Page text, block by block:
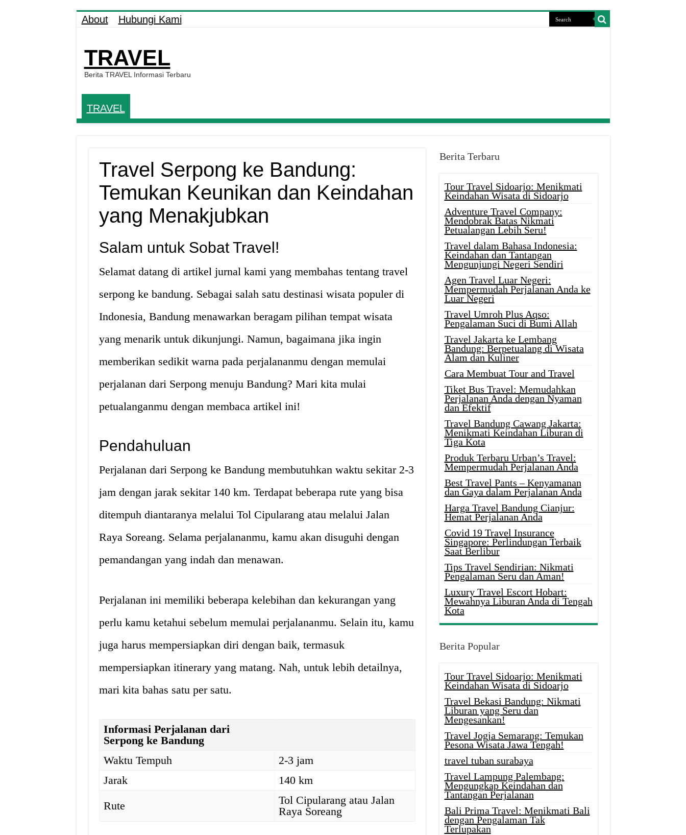
About Hubungi Kami
TRAVEL
Berita TRAVEL Informasi Terbaru
TRAVEL
Travel Serpong ke Bandung:
Temukan Keunikan dan Keindahan
yang Menakjubkan
Salam untuk Sobat Travel!
Selamat datang di artikel jurnal kami yang membahas tentang travel
serpong ke bandung. Sebagai salah satu destinasi wisata populer di
Indonesia, Bandung menawarkan beragam pilihan tempat wisata
yang menarik untuk dikunjungi. Namun, bagaimana jika ingin
memberikan sedikit warna pada perjalananmu dengan memulai
perjalanan dari Serpong menuju Bandung? Mari kita mulai
petualanganmu dengan membaca artikel ini!
Pendahuluan
Perjalanan dari Serpong ke Bandung membutuhkan waktu sekitar 2-3
jam dengan jarak sekitar 140 km. Terdapat beberapa rute yang bisa
ditempuh diantaranya melalui Tol Cipularang atau melalui Jalan
Raya Soreang. Selama perjalananmu, kamu akan disuguhi dengan
pemandangan yang indah dan menawan.
Perjalanan ini memiliki beberapa kelebihan dan kekurangan yang
perlu kamu ketahui sebelum memulai perjalananmu. Selain itu, kamu
juga harus mempersiapkan diri dengan baik, termasuk
mempersiapkan itinerary yang matang. Nah, untuk lebih detailnya,
mari kita bahas satu per satu.
Informasi Perjalanan dari
Serpong ke Bandung
Waktu Tempuh
2-3 jam
Jarak
140 km
Rute
Tol Cipularang atau Jalan
Raya Soreang
Berita Terbaru
Tour Travel Sidoarjo: Menikmati
Keindahan Wisata di Sidoarjo
Adventure Travel Company:
Mendobrak Batas Nikmati
Petualangan Lebih Seru!
Travel dalam Bahasa Indonesia:
Keindahan dan Tantangan
Mengunjungi Negeri Sendiri
Agen Travel Luar Negeri:
Mempermudah Perjalanan Anda ke
Luar Negeri
Travel Umroh Plus Aqso:
Pengalaman Suci di Bumi Allah
Travel Jakarta ke Lembang
Bandung: Berpetualang di Wisata
Alam dan Kuliner
Cara Membuat Tour and Travel
Tiket Bus Travel: Memudahkan
Perjalanan Anda dengan Nyaman
dan Efektif
Travel Bandung Cawang Jakarta:
Menikmati Keindahan Liburan di
Tiga Kota
Produk Terbaru Urban’s Travel:
Mempermudah Perjalanan Anda
Best Travel Pants – Kenyamanan
dan Gaya dalam Perjalanan Anda
Harga Travel Bandung Cianjur:
Hemat Perjalanan Anda
Covid 19 Travel Insurance
Singapore: Perlindungan Terbaik
Saat Berlibur
Tips Travel Sendirian: Nikmati
Pengalaman Seru dan Aman!
Luxury Travel Escort Hobart:
Mewahnya Liburan Anda di Tengah
Kota
Berita Popular
Tour Travel Sidoarjo: Menikmati
Keindahan Wisata di Sidoarjo
Travel Bekasi Bandung: Nikmati
Liburan yang Seru dan
Mengesankan!
Travel Jogja Semarang: Temukan
Pesona Wisata Jawa Tengah!
travel tuban surabaya
Travel Lampung Palembang:
Mengungkap Keindahan dan
Tantangan Perjalanan
Bali Prima Travel: Menikmati Bali
dengan Pengalaman Tak
Terlupakan